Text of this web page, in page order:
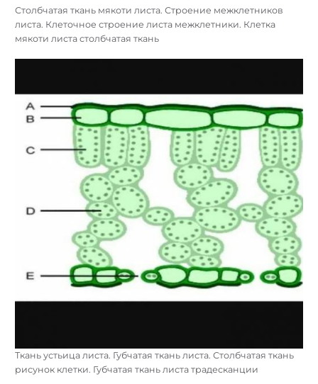
Столбчатая ткань мякоти листа. Строение межклетников
листа. Клеточное строение листа межклетники. Клетка
мякоти листа столбчатая ткань
Ткань устьица листа. Губчатая ткань листа. Столбчатая ткань
рисунок клетки. Губчатая ткань листа традесканции